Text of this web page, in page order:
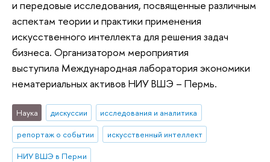
и передовые исследования, посвященные различным
аспектам теории и практики применения
искусственного интеллекта для решения задач
бизнеса. Организатором мероприятия
выступила Международная лаборатория экономики
нематериальных активов НИУ ВШЭ – Пермь.
Наука дискуссии
исследования и аналитика
репортаж о событии
искусственный интеллект
НИУ ВШЭ в Перми